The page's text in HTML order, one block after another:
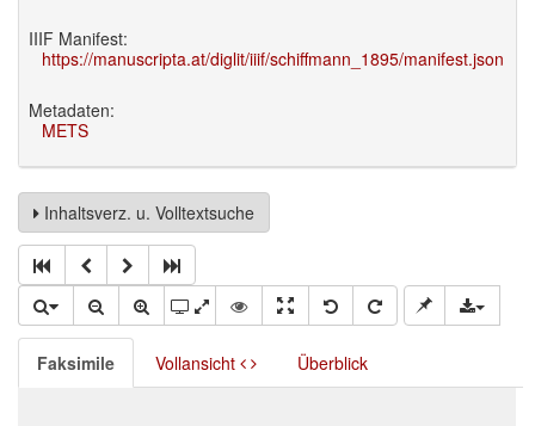
IIIF Manifest:
https://manuscripta.at/diglit/iiif/schiffmann_1895/manifest.json
Metadaten:
METS
Inhaltsverz. u. Volltextsuche
Faksimile Vollansicht Überblick